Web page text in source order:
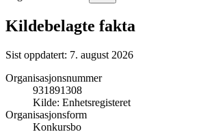
Kildebelagte fakta
Sist oppdatert: 7. august 2026
Organisasjonsnummer
931891308
Kilde: Enhetsregisteret
Organisasjonsform
Konkursbo